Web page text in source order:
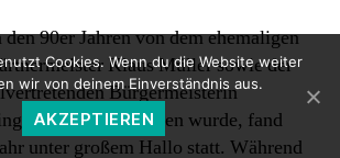
90er Jahren von dem ehemaligen
Klaus Müller sowie der
Bürgermeisterin
ins Leben gerufen wurde, fand
unter großem Hallo statt. Während
Cookies. Wenn du die Website weiter
wir von deinem Einverständnis aus.
AKZEPTIEREN